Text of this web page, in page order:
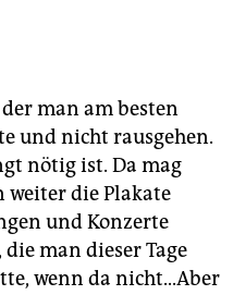
man am besten
und nicht rausgehen.
nötig ist. Da mag
weiter die Plakate
und Konzerte
man dieser Tage
wenn da nicht...Aber